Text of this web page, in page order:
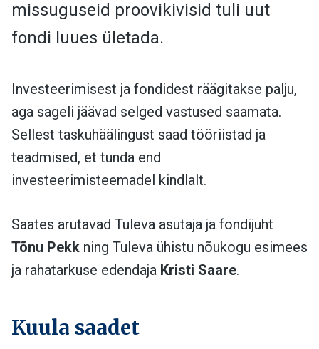
missuguseid proovikivisid tuli uut
fondi luues ületada.
Investeerimisest ja fondidest räägitakse palju,
aga sageli jäävad selged vastused saamata.
Sellest taskuhäälingust saad tööriistad ja
teadmised, et tunda end
investeerimisteemadel kindlalt.
Saates arutavad Tuleva asutaja ja fondijuht
Tõnu Pekk ning Tuleva ühistu nõukogu esimees
ja rahatarkuse edendaja Kristi Saare.
Kuula saadet